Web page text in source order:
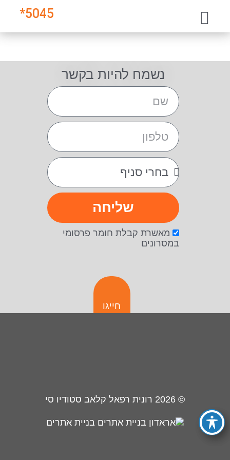
5045
*
נשמח להיות בקשר
מאשרת קבלת חומר פרסומי
במסרונים
שליחה
חייגו
© 2026 רונית רפאל קלאב סטודיו סי
בניית אתרים